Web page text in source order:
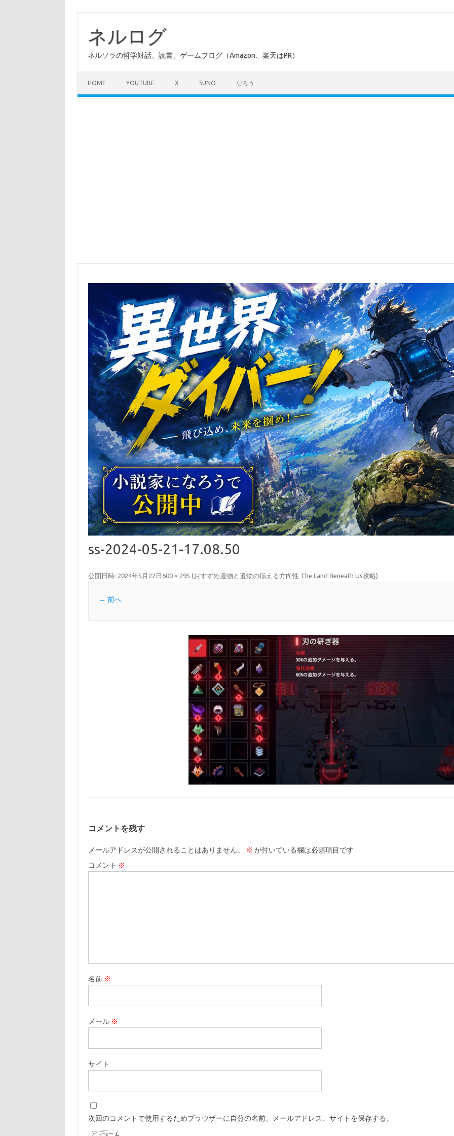
ネルログ
ネルソラの哲学対話、読書、ゲームブログ（Amazon、楽天はPR）
HOME YOUTUBE X SUNO なろう
ss-2024-05-21-17.08.50
公開日時: 2024年5月22日 600 × 295 (おすすめ遺物と遺物の揃える方向性 The Land Beneath Us攻略)
← 前へ
コメントを残す
メールアドレスが公開されることはありません。 ※ が付いている欄は必須項目です
コメント ※
名前 ※
メール ※
サイト
次回のコメントで使用するためブラウザーに自分の名前、メールアドレス、サイトを保存する。